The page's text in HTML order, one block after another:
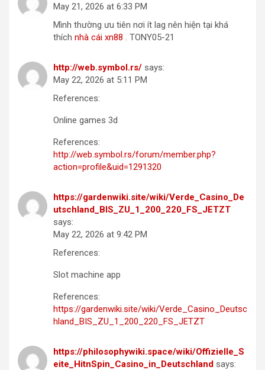
May 21, 2026 at 6:33 PM
Mình thường ưu tiên nơi ít lag nên hiện tại khá
thích nhà cái xn88 . TONY05-21
http://web.symbol.rs/ says:
May 22, 2026 at 5:11 PM
References:
Online games 3d
References:
http://web.symbol.rs/forum/member.php?
action=profile&uid=1291320
https://gardenwiki.site/wiki/Verde_Casino_De
utschland_BIS_ZU_1_200_220_FS_JETZT
says:
May 22, 2026 at 9:42 PM
References:
Slot machine app
References:
https://gardenwiki.site/wiki/Verde_Casino_Deutsc
hland_BIS_ZU_1_200_220_FS_JETZT
https://philosophywiki.space/wiki/Offizielle_S
eite_HitnSpin_Casino_in_Deutschland says: